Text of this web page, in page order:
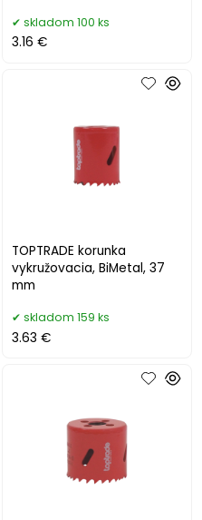
skladom 100 ks
3.16 €
TOPTRADE korunka
vykružovacia, BiMetal, 37
mm
skladom 159 ks
3.63 €